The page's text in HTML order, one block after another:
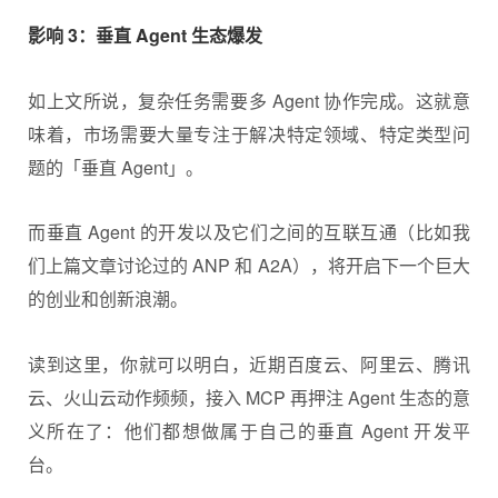
影响 3：垂直 Agent 生态爆发
如上文所说，复杂任务需要多 Agent 协作完成。这就意
味着，市场需要大量专注于解决特定领域、特定类型问
题的「垂直 Agent」。
而垂直 Agent 的开发以及它们之间的互联互通（比如我
们上篇文章讨论过的 ANP 和 A2A），将开启下一个巨大
的创业和创新浪潮。
读到这里，你就可以明白，近期百度云、阿里云、腾讯
云、火山云动作频频，接入 MCP 再押注 Agent 生态的意
义所在了：他们都想做属于自己的垂直 Agent 开发平
台。